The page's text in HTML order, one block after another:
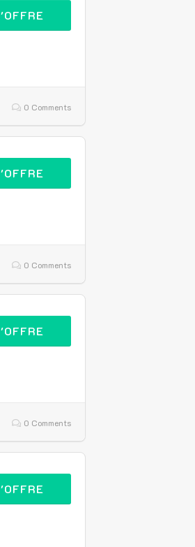
0 Comments
0 Comments
0 Comments